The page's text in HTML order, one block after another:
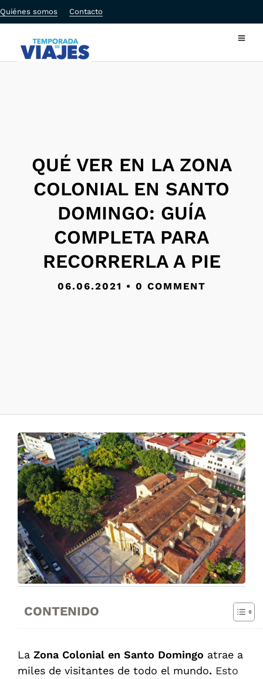
Quiénes somos Contacto
QUÉ VER EN LA ZONA
COLONIAL EN SANTO
DOMINGO: GUÍA
COMPLETA PARA
RECORRERLA A PIE
06.06.2021 • 0 COMMENT
CONTENIDO
La Zona Colonial en Santo Domingo atrae a
miles de visitantes de todo el mundo. Esto